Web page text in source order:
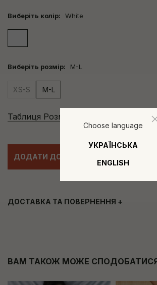
Виберіть колір: White
Виберіть розмір: M-L
XS-S M-L
Таблиця Розмірів
ДОДАТИ ДО КОШИКА
ДОСТАВКА ТА ПОВЕРНЕННЯ +
ВАМ ТАКОЖ МОЖЕ
Choose language
УКРАЇНСЬКА
ENGLISH